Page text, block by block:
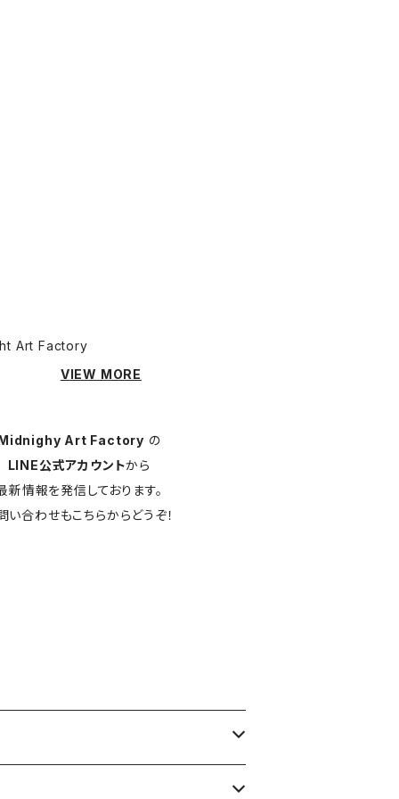
Art Factory
VIEW MORE
Art Factory の
LINE公式アカウントから
新情報を発信しております。
い合わせもこちらからどうぞ！